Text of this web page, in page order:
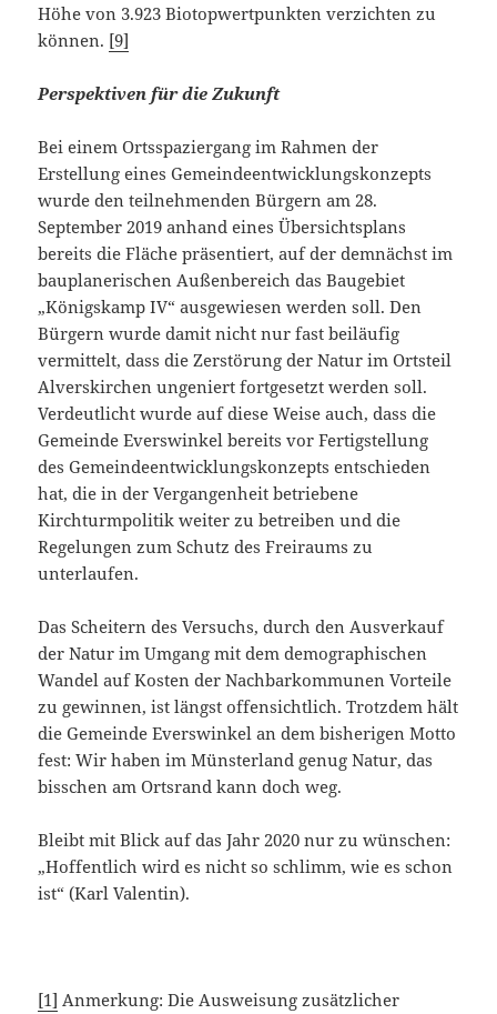
Höhe von 3.923 Biotopwertpunkten verzichten zu
können. [9]
Perspektiven für die Zukunft
Bei einem Ortsspaziergang im Rahmen der
Erstellung eines Gemeindeentwicklungskonzepts
wurde den teilnehmenden Bürgern am 28.
September 2019 anhand eines Übersichtsplans
bereits die Fläche präsentiert, auf der demnächst im
bauplanerischen Außenbereich das Baugebiet
„Königskamp IV“ ausgewiesen werden soll. Den
Bürgern wurde damit nicht nur fast beiläufig
vermittelt, dass die Zerstörung der Natur im Ortsteil
Alverskirchen ungeniert fortgesetzt werden soll.
Verdeutlicht wurde auf diese Weise auch, dass die
Gemeinde Everswinkel bereits vor Fertigstellung
des Gemeindeentwicklungskonzepts entschieden
hat, die in der Vergangenheit betriebene
Kirchturmpolitik weiter zu betreiben und die
Regelungen zum Schutz des Freiraums zu
unterlaufen.
Das Scheitern des Versuchs, durch den Ausverkauf
der Natur im Umgang mit dem demographischen
Wandel auf Kosten der Nachbarkommunen Vorteile
zu gewinnen, ist längst offensichtlich. Trotzdem hält
die Gemeinde Everswinkel an dem bisherigen Motto
fest: Wir haben im Münsterland genug Natur, das
bisschen am Ortsrand kann doch weg.
Bleibt mit Blick auf das Jahr 2020 nur zu wünschen:
„Hoffentlich wird es nicht so schlimm, wie es schon
ist“ (Karl Valentin).
[1] Anmerkung: Die Ausweisung zusätzlicher